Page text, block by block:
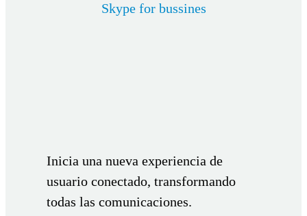
Skype for bussines
Inicia una nueva experiencia de
usuario conectado, transformando
todas las comunicaciones.